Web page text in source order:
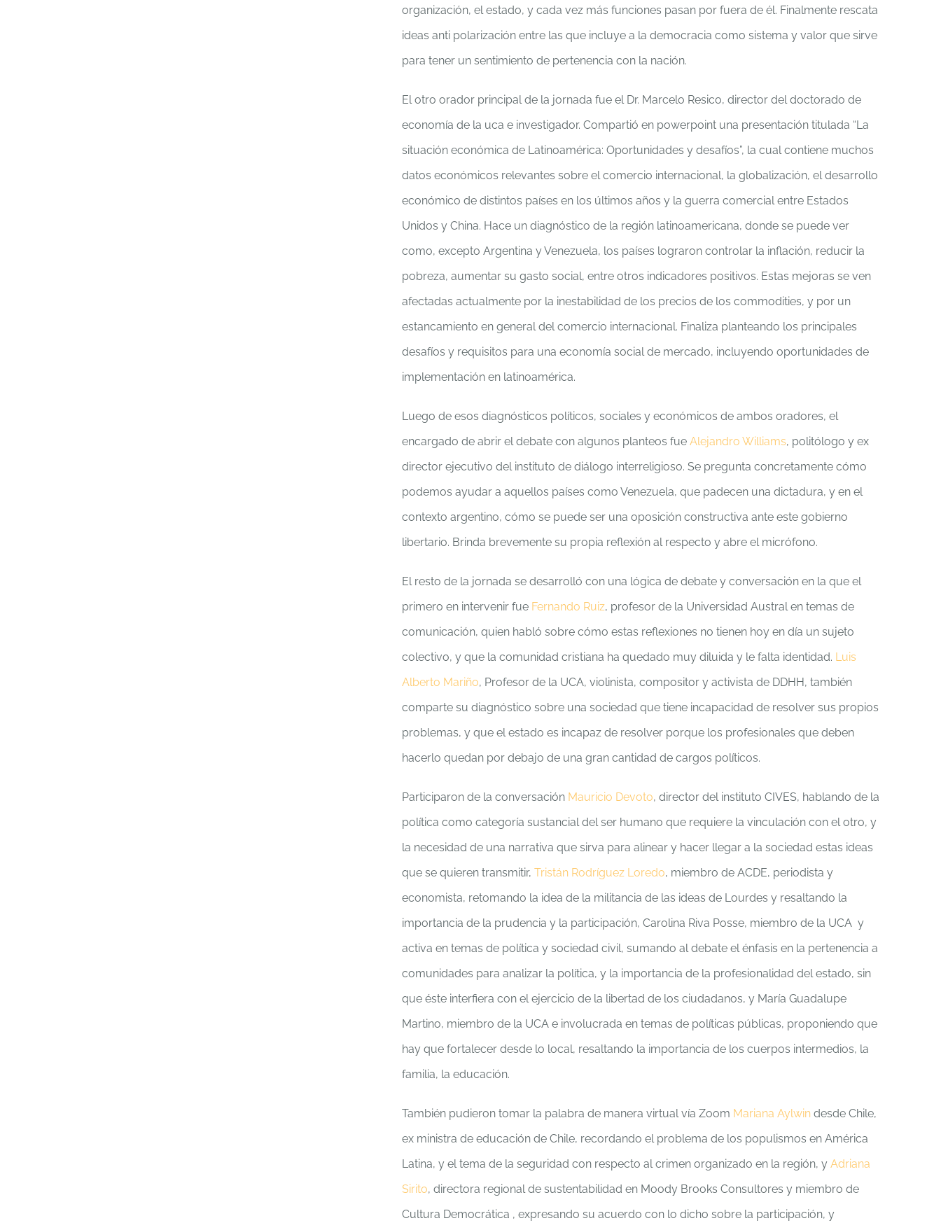
organización, el estado, y cada vez más funciones pasan por fuera de él. Finalmente rescata
ideas anti polarización entre las que incluye a la democracia como sistema y valor que sirve
para tener un sentimiento de pertenencia con la nación.
El otro orador principal de la jornada fue el Dr. Marcelo Resico, director del doctorado de
economía de la uca e investigador. Compartió en powerpoint una presentación titulada “La
situación económica de Latinoamérica: Oportunidades y desafíos”, la cual contiene muchos
datos económicos relevantes sobre el comercio internacional, la globalización, el desarrollo
económico de distintos países en los últimos años y la guerra comercial entre Estados
Unidos y China. Hace un diagnóstico de la región latinoamericana, donde se puede ver
como, excepto Argentina y Venezuela, los países lograron controlar la inflación, reducir la
pobreza, aumentar su gasto social, entre otros indicadores positivos. Estas mejoras se ven
afectadas actualmente por la inestabilidad de los precios de los commodities, y por un
estancamiento en general del comercio internacional. Finaliza planteando los principales
desafíos y requisitos para una economía social de mercado, incluyendo oportunidades de
implementación en latinoamérica.
Luego de esos diagnósticos políticos, sociales y económicos de ambos oradores, el
encargado de abrir el debate con algunos planteos fue Alejandro Williams, politólogo y ex
director ejecutivo del instituto de diálogo interreligioso. Se pregunta concretamente cómo
podemos ayudar a aquellos países como Venezuela, que padecen una dictadura, y en el
contexto argentino, cómo se puede ser una oposición constructiva ante este gobierno
libertario. Brinda brevemente su propia reflexión al respecto y abre el micrófono.
El resto de la jornada se desarrolló con una lógica de debate y conversación en la que el
primero en intervenir fue Fernando Ruiz, profesor de la Universidad Austral en temas de
comunicación, quien habló sobre cómo estas reflexiones no tienen hoy en día un sujeto
colectivo, y que la comunidad cristiana ha quedado muy diluida y le falta identidad. Luis
Alberto Mariño, Profesor de la UCA, violinista, compositor y activista de DDHH, también
comparte su diagnóstico sobre una sociedad que tiene incapacidad de resolver sus propios
problemas, y que el estado es incapaz de resolver porque los profesionales que deben
hacerlo quedan por debajo de una gran cantidad de cargos políticos.
Participaron de la conversación Mauricio Devoto, director del instituto CIVES, hablando de la
política como categoría sustancial del ser humano que requiere la vinculación con el otro, y
la necesidad de una narrativa que sirva para alinear y hacer llegar a la sociedad estas ideas
que se quieren transmitir, Tristán Rodríguez Loredo, miembro de ACDE, periodista y
economista, retomando la idea de la militancia de las ideas de Lourdes y resaltando la
importancia de la prudencia y la participación, Carolina Riva Posse, miembro de la UCA y
activa en temas de política y sociedad civil, sumando al debate el énfasis en la pertenencia a
comunidades para analizar la política, y la importancia de la profesionalidad del estado, sin
que éste interfiera con el ejercicio de la libertad de los ciudadanos, y María Guadalupe
Martino, miembro de la UCA e involucrada en temas de políticas públicas, proponiendo que
hay que fortalecer desde lo local, resaltando la importancia de los cuerpos intermedios, la
familia, la educación.
También pudieron tomar la palabra de manera virtual vía Zoom Mariana Aylwindesde Chile,
ex ministra de educación de Chile, recordando el problema de los populismos en América
Latina, y el tema de la seguridad con respecto al crimen organizado en la región, y Adriana
Sirito, directora regional de sustentabilidad en Moody Brooks Consultores y miembro de
Cultura Democrática , expresando su acuerdo con lo dicho sobre la participación, y